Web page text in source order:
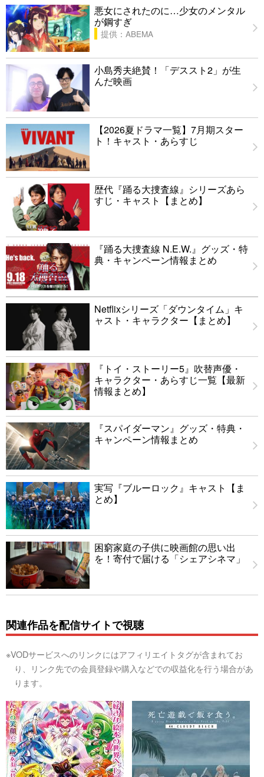
悪女にされたのに…少女のメンタル
が鋼すぎ
提供：ABEMA
小島秀夫絶賛！「デススト2」が生
んだ映画
【2026夏ドラマ一覧】7月期スター
ト！キャスト・あらすじ
歴代『踊る大捜査線』シリーズあら
すじ・キャスト【まとめ】
『踊る大捜査線 N.E.W.』グッズ・特
典・キャンペーン情報まとめ
Netflixシリーズ「ダウンタイム」キ
ャスト・キャラクター【まとめ】
『トイ・ストーリー5』吹替声優・
キャラクター・あらすじ一覧【最新
情報まとめ】
『スパイダーマン』グッズ・特典・
キャンペーン情報まとめ
実写『ブルーロック』キャスト【ま
とめ】
困窮家庭の子供に映画館の思い出
を！寄付で届ける「シェアシネマ」
関連作品を配信サイトで視聴
※VODサービスへのリンクにはアフィリエイトタグが含まれてお
り、リンク先での会員登録や購入などでの収益化を行う場合があ
ります。